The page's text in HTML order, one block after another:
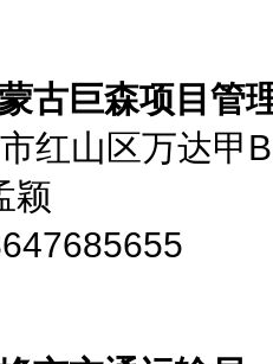
古巨森项目管
红山区万达甲
颖